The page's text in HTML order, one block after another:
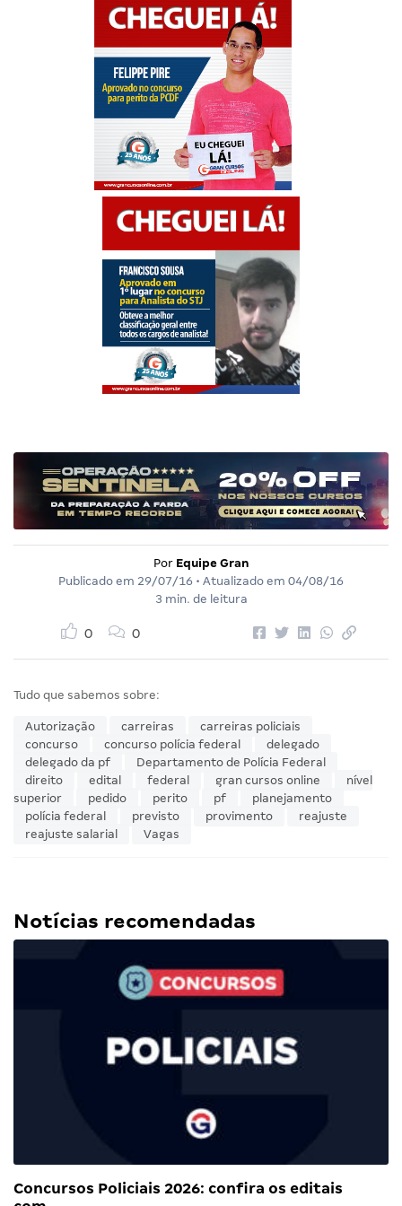
Por Equipe Gran
Publicado em 29/07/16 • Atualizado em 04/08/16
3 min. de leitura
0 0
Tudo que sabemos sobre:
Autorização carreiras
carreiras policiais
concurso
concurso polícia federal
delegado
delegado da pf
Departamento de Polícia Federal
direito
edital federal gran cursos online
nível
superior
pedido perito pf
planejamento
polícia federal
previsto provimento
reajuste
reajuste salarial
Vagas
Notícias recomendadas
Concursos Policiais 2026: confira os editais